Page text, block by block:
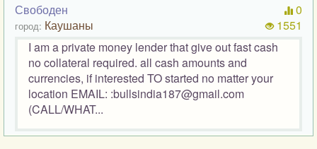
Свободен
город: Каушаны
0
1551
I am a private money lender that give out fast cash
no collateral required. all cash amounts and
currencies, if interested TO started no matter your
location EMAIL: :bullsindia187@gmail.com
(CALL/WHAT...